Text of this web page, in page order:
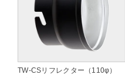
TW-CSリフレクター（110φ）